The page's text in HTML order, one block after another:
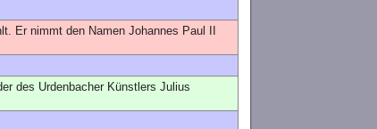
Er nimmt den Namen Johannes Paul II
des Urdenbacher Künstlers Julius